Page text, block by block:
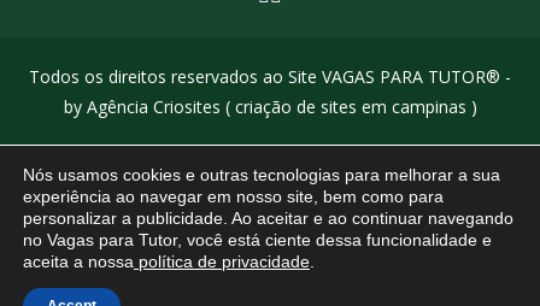
Todos os direitos reservados ao Site VAGAS PARA TUTOR® -
by Agência Criosites ( criação de sites em campinas )
Nós usamos cookies e outras tecnologias para melhorar a sua
experiência ao navegar em nosso site, bem como para
personalizar a publicidade. Ao aceitar e ao continuar navegando
no Vagas para Tutor, você está ciente dessa funcionalidade e
aceita a nossa política de privacidade